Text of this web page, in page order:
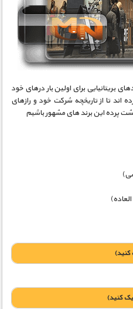
بریتانیایی برای اولین بار درهای خود
اند تا از تاریخچه شرکت خود و رازهای
پرده این برند های مشهور باشیم
کنید)